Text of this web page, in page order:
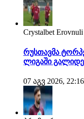
Crystalbet
რუსთავმა
ლიგაში
07 აგვ 2026, 22:16